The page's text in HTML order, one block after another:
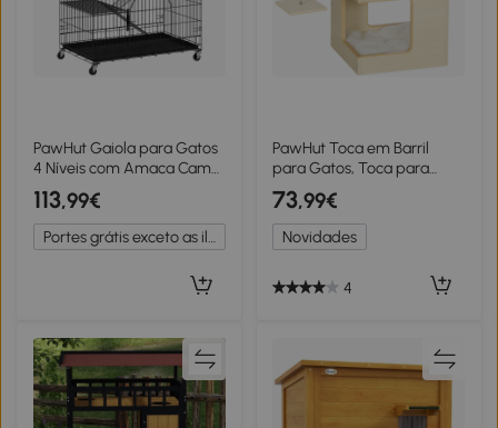
PawHut Gaiola para Gatos
4 Níveis com Amaca Cama
Rampas e Plataformas em
Metal com Rodas e
Bandeja Removível Preto
113,99€
Portes grátis exceto as ilhas
PawHut Toca em Barril
para Gatos, Toca para
Gatos, 2 Níveis, incl.
Brinquedo, 34 cm x 34 cm x
60 cm, Natural + Cinza
Claro
73,99€
Novidades
4